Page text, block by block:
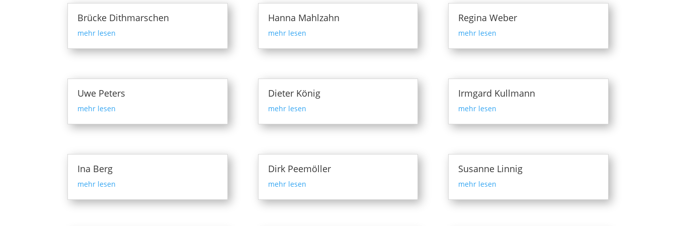
Brücke Dithmarschen
mehr lesen
Uwe Peters
mehr lesen
Ina Berg
mehr lesen
Hanna Mahlzahn
mehr lesen
Dieter König
mehr lesen
Dirk Peemöller
mehr lesen
Regina Weber
mehr lesen
Irmgard Kullmann
mehr lesen
Susanne Linnig
mehr lesen